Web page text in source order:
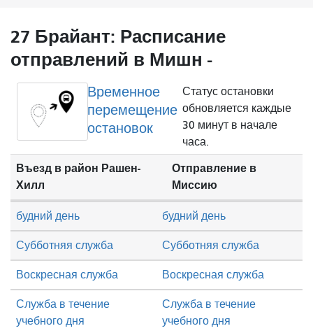
27 Брайант: Расписание
отправлений в Мишн -
Временное
перемещение
остановок
Статус остановки
обновляется каждые
30 минут в начале
часа.
Въезд в район Рашен-
Хилл
Отправление в
Миссию
Субботняя служба Субботняя служба
Воскресная служба Воскресная служба
будний день будний день
Служба в течение
учебного дня
Служба в течение
учебного дня